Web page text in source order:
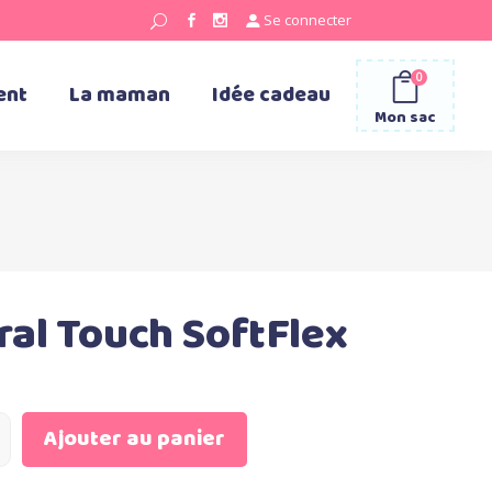
Se connecter
La maman Idée cadeau
Mon sac
0
Touch SoftFlex
Ajouter au panier